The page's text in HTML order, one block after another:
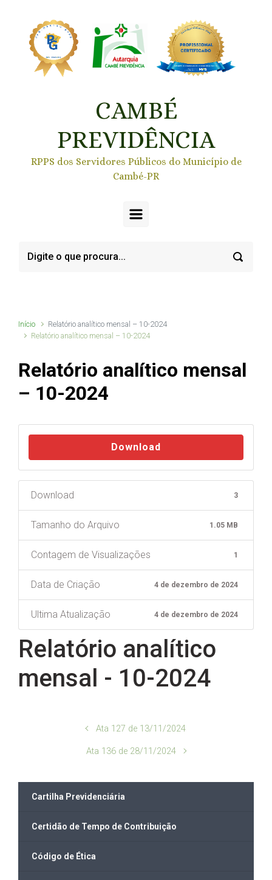
CAMBÉ
PREVIDÊNCIA
RPPS dos Servidores Públicos do Município de
Cambé-PR
Início
Relatório analítico mensal – 10-2024
Relatório analítico mensal – 10-2024
Relatório analítico mensal
– 10-2024
Download
Download 3
Tamanho do Arquivo 1.05 MB
Contagem de Visualizações 1
Data de Criação 4 de dezembro de 2024
Ultima Atualização 4 de dezembro de 2024
Relatório analítico
mensal - 10-2024
Ata 127 de 13/11/2024
Ata 136 de 28/11/2024
Cartilha Previdenciária
Certidão de Tempo de Contribuição
Código de Ética